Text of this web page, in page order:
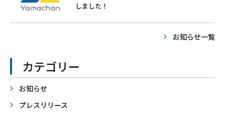
しました！
お知らせ一覧
カテゴリー
お知らせ
プレスリリース